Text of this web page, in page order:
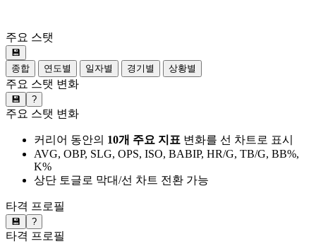
주요 스탯
💾
종합
연도별 일자별 경기별 상황별
주요 스탯 변화
💾 ?
주요 스탯 변화
커리어 동안의 10개 주요 지표 변화를 선 차트로 표시
AVG, OBP, SLG, OPS, ISO, BABIP, HR/G, TB/G, BB%,
K%
상단 토글로 막대/선 차트 전환 가능
타격 프로필
💾 ?
타격 프로필